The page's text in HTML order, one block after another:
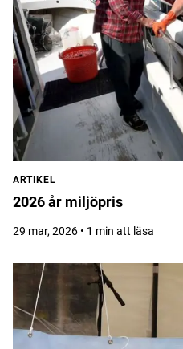
ARTIKEL
2026 år miljöpris
29 mar, 2026 • 1 min att läsa